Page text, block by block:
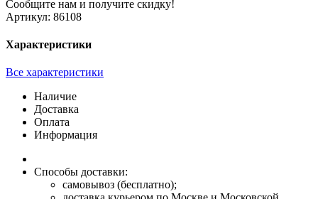
Сообщите нам и получите скидку!
Артикул: 86108
Характеристики
Все характеристики
Наличие
Доставка
Оплата
Информация
Способы доставки:
самовывоз (бесплатно);